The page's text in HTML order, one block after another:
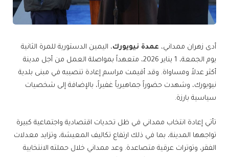
أدى زهران ممداني، عمدة نيويورك، اليمين الدستورية للمرة الثانية
يوم الجمعة، 1 يناير 2026، متعهداً بمواصلة العمل من أجل مدينة
أكثر عدلاً ومساواة. وقد أقيمت مراسم إعادة تنصيبه في مبنى بلدية
نيويورك، وشهدت حضوراً جماهيرياً غفيراً، بالإضافة إلى شخصيات
سياسية بارزة.
تأتي إعادة انتخاب ممداني في ظل تحديات اقتصادية واجتماعية كبيرة
تواجهها المدينة، بما في ذلك ارتفاع تكاليف المعيشة، وتزايد معدلات
الفقر، وتوترات عرقية متصاعدة. وعد ممداني خلال حملته الانتخابية